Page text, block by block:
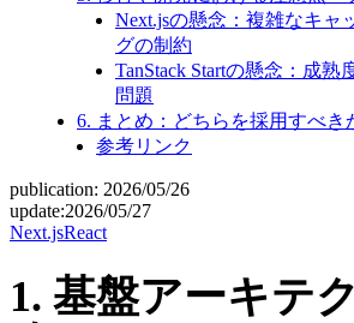
Next.jsの懸念：複雑なキャ
グの制約
TanStack Startの懸念：成
問題
6. まとめ：どちらを採用すべき
参考リンク
publication: 2026/05/26
update:2026/05/27
Next.jsReact
1. 基盤アーキテ